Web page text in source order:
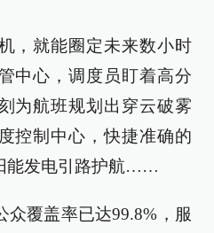
，就能圈定未来数小时
中心，调度员盯着高分
为航班规划出穿云破雾
控制中心，快捷准确的
能发电引路护航……
众覆盖率已达99.8%，服